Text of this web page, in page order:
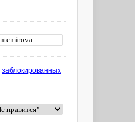
заблокированных